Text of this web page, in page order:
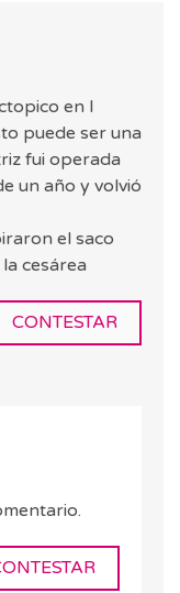
en l
puede ser una
fui operada
un año y volvió
el saco
cesárea
CONTESTAR